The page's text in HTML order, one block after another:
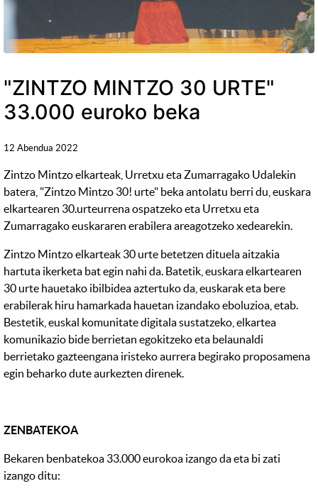
"ZINTZO MINTZO 30 URTE"
33.000 euroko beka
12 Abendua 2022
Zintzo Mintzo elkarteak, Urretxu eta Zumarragako Udalekin
batera, "Zintzo Mintzo 30! urte" beka antolatu berri du, euskara
elkartearen 30.urteurrena ospatzeko eta Urretxu eta
Zumarragako euskararen erabilera areagotzeko xedearekin.
Zintzo Mintzo elkarteak 30 urte betetzen dituela aitzakia
hartuta ikerketa bat egin nahi da. Batetik, euskara elkartearen
30 urte hauetako ibilbidea aztertuko da, euskarak eta bere
erabilerak hiru hamarkada hauetan izandako eboluzioa, etab.
Bestetik, euskal komunitate digitala sustatzeko, elkartea
komunikazio bide berrietan egokitzeko eta belaunaldi
berrietako gazteengana iristeko aurrera begirako proposamena
egin beharko dute aurkezten direnek.
ZENBATEKOA
Bekaren benbatekoa 33.000 eurokoa izango da eta bi zati
izango ditu: